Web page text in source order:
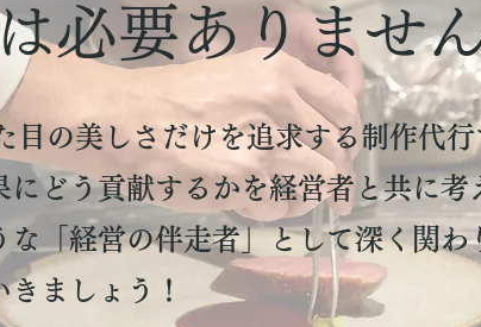
必要ありませ
の美しさだけを追求する制作代行
どう貢献するかを経営者と共に考
「経営の伴走者」として深く関わ
ましょう！